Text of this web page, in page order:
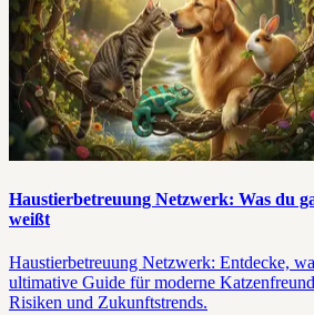
Haustierbetreuung Netzwerk: Was du
weißt
Haustierbetreuung Netzwerk: Entdecke,
ultimative Guide für moderne
Risiken und Zukunftstrends.